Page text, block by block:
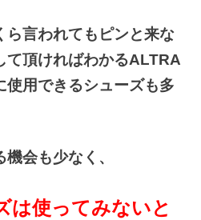
ら言われてもピンと来な
て頂ければわかるALTRA
使用できるシューズも多
会も少なく、
は使ってみないと